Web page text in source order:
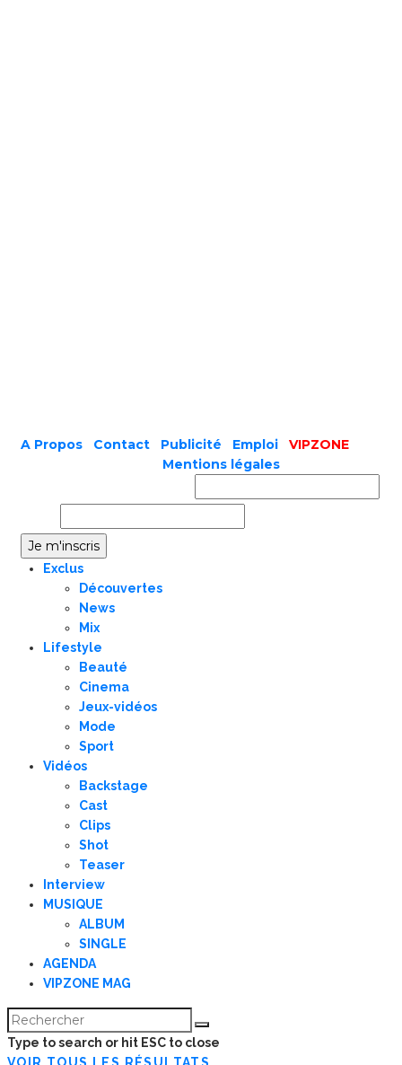
A Propos Contact Publicité Emploi
VIPZONE
Mentions légales
Exclus
Découvertes
News
Mix
Lifestyle
Beauté
Cinema
Jeux-vidéos
Mode
Sport
Vidéos
Backstage
Cast
Clips
Shot
Teaser
Interview
MUSIQUE
ALBUM
SINGLE
AGENDA
VIPZONE MAG
Type to search or hit ESC to close